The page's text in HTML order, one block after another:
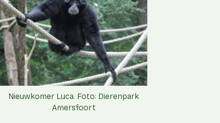
Nieuwkomer Luca. Foto: Dierenpark
Amersfoort